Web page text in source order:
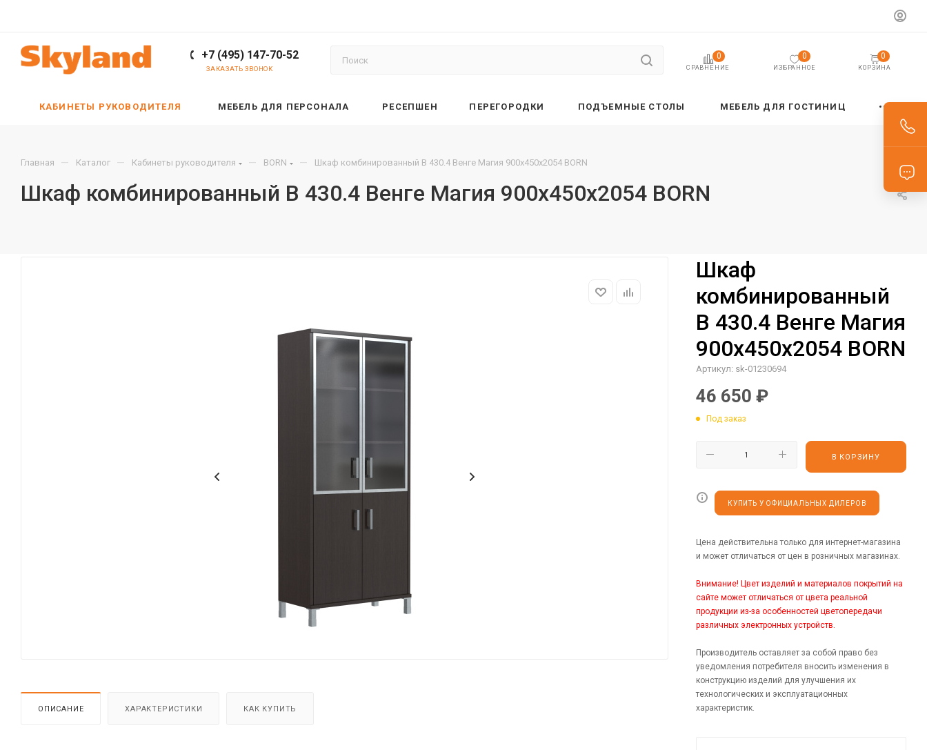
+7 (495) 147-70-52
ЗАКАЗАТЬ ЗВОНОК СРАВНЕНИЕ
0
ИЗБРАННОЕ
0
КОРЗИНА
0
КАБИНЕТЫ РУКОВОДИТЕЛЯ МЕБЕЛЬ ДЛЯ ПЕРСОНАЛА РЕСЕПШЕН ПЕРЕГОРОДКИ ПОДЪЕМНЫЕ СТОЛЫ МЕБЕЛЬ ДЛЯ ГОСТИНИЦ
Главная — Каталог — Кабинеты руководителя — BORN — Шкаф комбинированный B 430.4 Венге Магия 900х450х2054 BORN
Шкаф комбинированный B 430.4 Венге Магия 900х450х2054 BORN
ОПИСАНИЕ ХАРАКТЕРИСТИКИ КАК КУПИТЬ
Шкаф
комбинированный
B 430.4 Венге Магия
900х450х2054 BORN
Артикул: sk-01230694
46 650 ₽
Под заказ
В КОРЗИНУ
КУПИТЬ У ОФИЦИАЛЬНЫХ ДИЛЕРОВ
Цена действительна только для интернет-магазина
и может отличаться от цен в розничных магазинах.
Внимание! Цвет изделий и материалов покрытий на
сайте может отличаться от цвета реальной
продукции из-за особенностей цветопередачи
различных электронных устройств.
Производитель оставляет за собой право без
уведомления потребителя вносить изменения в
конструкцию изделий для улучшения их
технологических и эксплуатационных
характеристик.